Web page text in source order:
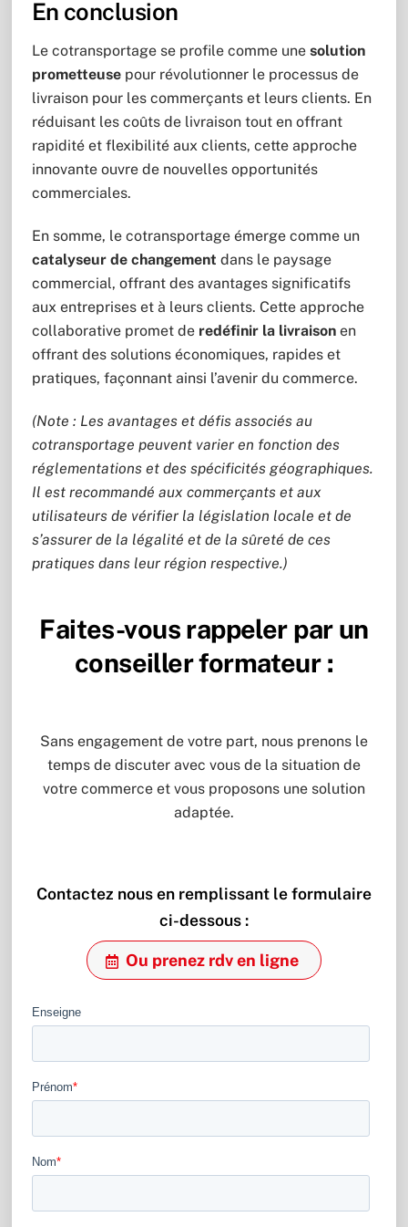
En conclusion
Le cotransportage se profile comme une solution
prometteusepour révolutionner le processus de
livraison pour les commerçants et leurs clients. En
réduisant les coûts de livraison tout en offrant
rapidité et flexibilité aux clients, cette approche
innovante ouvre de nouvelles opportunités
commerciales.
En somme, le cotransportage émerge comme un
catalyseur de changement dans le paysage
commercial, offrant des avantages significatifs
aux entreprises et à leurs clients. Cette approche
collaborative promet de redéfinir la livraisonen
offrant des solutions économiques, rapides et
pratiques, façonnant ainsi l’avenir du commerce.
(Note : Les avantages et défis associés au
cotransportage peuvent varier en fonction des
réglementations et des spécificités géographiques.
Il est recommandé aux commerçants et aux
utilisateurs de vérifier la législation locale et de
s’assurer de la légalité et de la sûreté de ces
pratiques dans leur région respective.)
Faites-vous rappeler par un
conseiller formateur :
Sans engagement de votre part, nous prenons le
temps de discuter avec vous de la situation de
votre commerce et vous proposons une solution
adaptée.
Contactez nous en remplissant le formulaire
ci-dessous :
Ou prenez rdv en ligne